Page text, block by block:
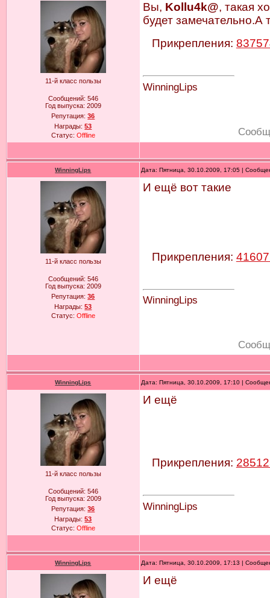
11-й класс пользы
Сообщений: 546
Год выпуска: 2009
Репутация:36
Награды:53
Статус: Offline
Вы, Kollu4k@, такая
будет замечательно.А
Прикрепления:
WinningLips
WinningLips Дата: Пятница, 30.10.2009, 17:05 |
11-й класс пользы
Сообщений: 546
Год выпуска: 2009
Репутация:36
Награды:53
Статус: Offline
И ещё вот такие
Прикрепления:
WinningLips
WinningLips Дата: Пятница, 30.10.2009, 17:10 |
11-й класс пользы
Сообщений: 546
Год выпуска: 2009
Репутация:36
Награды:53
Статус: Offline
И ещё
Прикрепления:
WinningLips
WinningLips Дата: Пятница, 30.10.2009, 17:13 |
И ещё